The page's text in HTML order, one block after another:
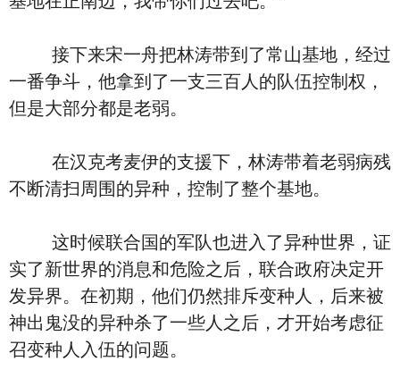
接下来宋一舟把林涛带到了常山基地，经过
一番争斗，他拿到了一支三百人的队伍控制权，
但是大部分都是老弱。
在汉克考麦伊的支援下，林涛带着老弱病残
不断清扫周围的异种，控制了整个基地。
这时候联合国的军队也进入了异种世界，证
实了新世界的消息和危险之后，联合政府决定开
发异界。在初期，他们仍然排斥变种人，后来被
神出鬼没的异种杀了一些人之后，才开始考虑征
召变种人入伍的问题。